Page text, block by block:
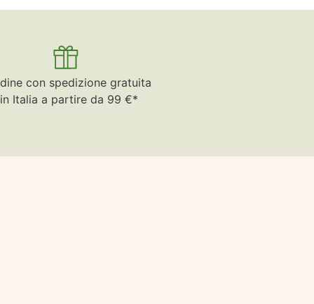
con spedizione gratuita
in Italia a partire da 99 €*